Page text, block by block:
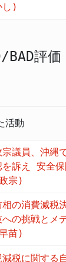
し)
BAD評価
活動
宗議員、沖縄
を訴え 安全
宗)
の消費減税
の挑戦とメ
苗)
税に関する